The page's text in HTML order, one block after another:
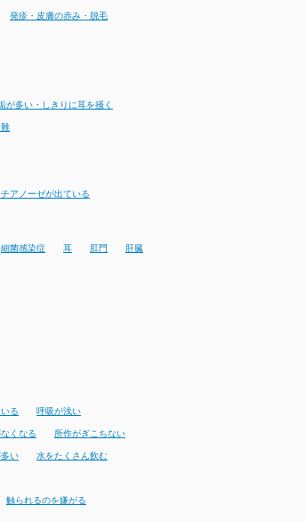
発疹・皮膚の赤み・脱毛
が多い・しきりに耳を掻く
アノーゼが出ている
細菌感染症 耳 肛門 肝臓
る 呼吸が浅い
くなる 所作がぎこちない
い 水をたくさん飲む
触られるのを嫌がる